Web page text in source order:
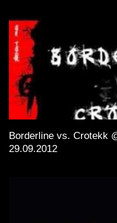
Borderline vs. Crotekk
29.09.2012